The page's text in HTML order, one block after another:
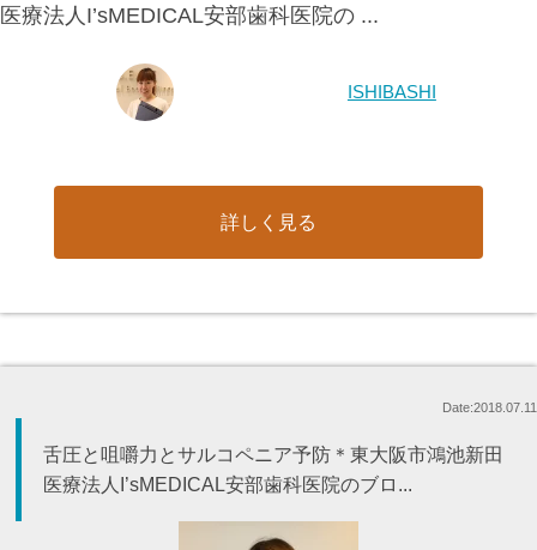
医療法人I’sMEDICAL安部歯科医院の ...
ISHIBASHI
詳しく見る
Date:2018.07.11
舌圧と咀嚼力とサルコペニア予防＊東大阪市鴻池新田
医療法人I’sMEDICAL安部歯科医院のブロ...